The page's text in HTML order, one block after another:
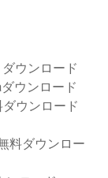
ウンロード
ウンロード
ウンロード
料ダウンロー